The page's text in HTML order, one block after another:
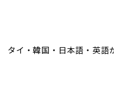
タイ・韓国・日本語・英語